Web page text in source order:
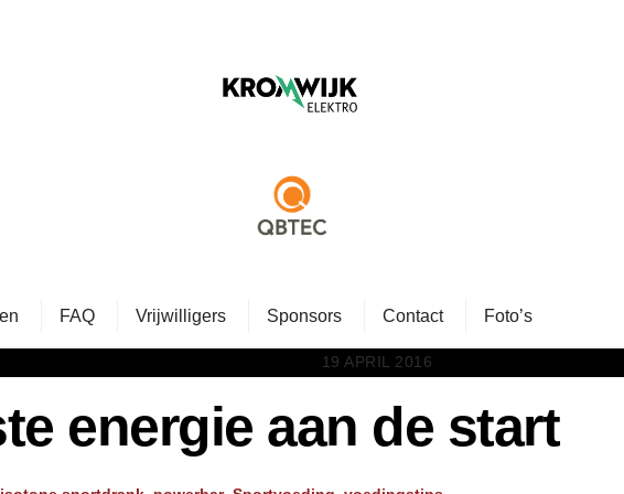
FAQ Vrijwilligers Sponsors Contact Foto’s
19 APRIL 2016
energie aan de start